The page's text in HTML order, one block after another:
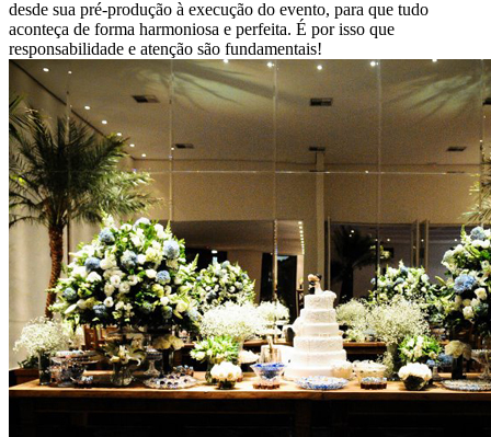
desde sua pré-produção à execução do evento, para que tudo
aconteça de forma harmoniosa e perfeita. É por isso que
responsabilidade e atenção são fundamentais!